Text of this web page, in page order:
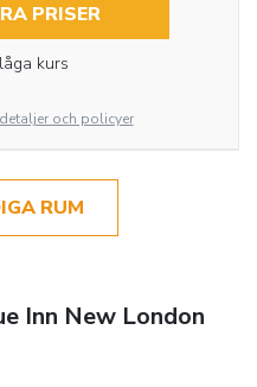
PRISER
kurs
och policyer
RUM
Inn New London